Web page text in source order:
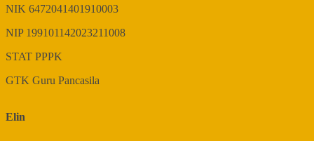
NIK 6472041401910003
NIP 199101142023211008
STAT PPPK
GTK Guru Pancasila
Elin